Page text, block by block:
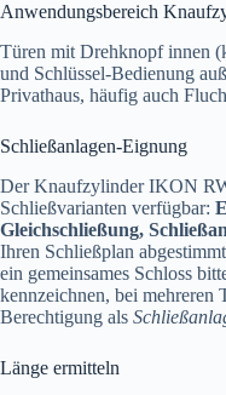
Anwendungsbereich
Türen mit Drehknopf innen
und Schlüssel-Bedienung
Privathaus, häufig auch
Schließanlagen-Eignung
Der Knaufzylinder IKON
Schließvarianten verfügbar:
Gleichschließung,
Ihren Schließplan
ein gemeinsames Schloss
kennzeichnen, bei mehreren
Berechtigung als
Länge ermitteln